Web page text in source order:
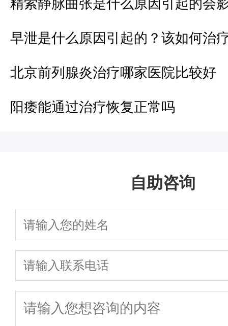
精索静脉曲张是什么原因引起的会
早泄是什么原因引起的？该如何治
北京前列腺炎治疗哪家医院比较好
阳痿能通过治疗恢复正常吗
自助咨询